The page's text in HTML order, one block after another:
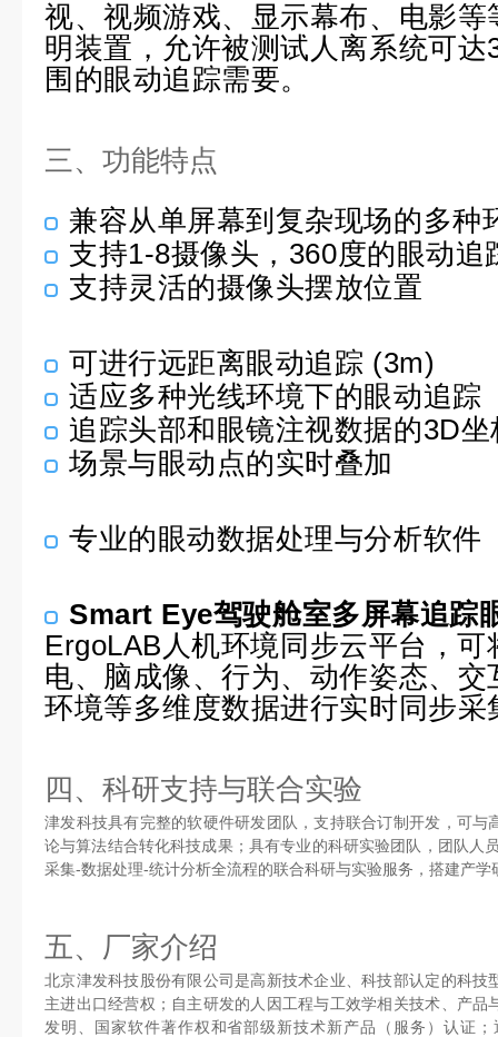
视、视频游戏、显示幕布、电影
明装置，允许被测试人离系统可
围的眼动追踪需要。
三、功能特点
兼容从单屏幕到复杂现场的多种
支持1-8摄像头，360度的眼动追
支持灵活的摄像头摆放位置
可进行远距离眼动追踪 (3m)
适应多种光线环境下的眼动追踪
追踪头部和眼镜注视数据的3D坐
场景与眼动点的实时叠加
专业的眼动数据处理与分析软件
Smart Eye驾驶舱室多屏幕追踪
ErgoLAB人机环境同步云平台，
电、脑成像、行为、动作姿态、
环境等多维度数据进行实时同步采
四、科研支持与联合实验
津发科技具有完整的软硬件研发团队，支持联合订制开发，可
论与算法结合转化科技成果；具有专业的科研实验团队，团队人
采集-数据处理-统计分析全流程的联合科研与实验服务，搭建产
五、厂家介绍
北京津发科技股份有限公司是高新技术企业、科技部认定的科
主进出口经营权；自主研发的人因工程与工效学相关技术、产
发明、国家软件著作权和省部级新技术新产品（服务）认证